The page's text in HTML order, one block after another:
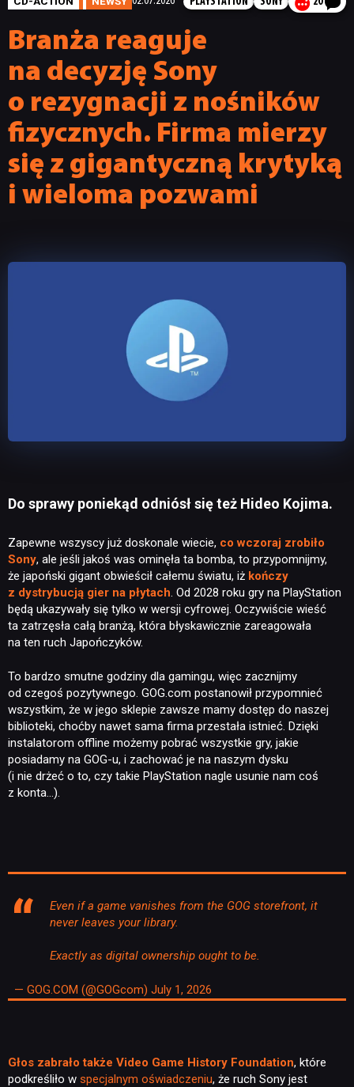
Branża reaguje
na decyzję Sony
o rezygnacji z nośników
fizycznych. Firma mierzy
się z gigantyczną krytyką
i wieloma pozwami
Do sprawy poniekąd odniósł się też Hideo Kojima.
Zapewne wszyscy już doskonale wiecie, co wczoraj zrobiło
Sony, ale jeśli jakoś was ominęła ta bomba, to przypomnijmy,
że japoński gigant obwieścił całemu światu, iż kończy
z dystrybucją gier na płytach. Od 2028 roku gry na PlayStation
będą ukazywały się tylko w wersji cyfrowej. Oczywiście wieść
ta zatrzęsła całą branżą, która błyskawicznie zareagowała
na ten ruch Japończyków.
To bardzo smutne godziny dla gamingu, więc zacznijmy
od czegoś pozytywnego. GOG.com postanowił przypomnieć
wszystkim, że w jego sklepie zawsze mamy dostęp do naszej
biblioteki, choćby nawet sama firma przestała istnieć. Dzięki
instalatorom offline możemy pobrać wszystkie gry, jakie
posiadamy na GOG-u, i zachować je na naszym dysku
(i nie drżeć o to, czy takie PlayStation nagle usunie nam coś
z konta…).
Even if a game vanishes from the GOG storefront, it
never leaves your library.
Exactly as digital ownership ought to be.
— GOG.COM (@GOGcom) July 1, 2026
Głos zabrało także Video Game History Foundation, które
podkreśliło w specjalnym oświadczeniu, że ruch Sony jest